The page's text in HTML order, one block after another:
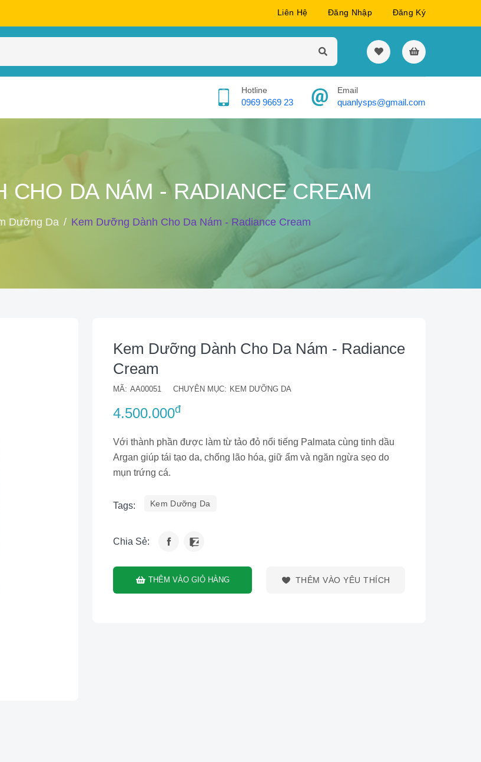
Liên Hệ Đăng Nhập Đăng Ký
Hotline
0969 9669 23
Email
quanlysps@gmail.com
CHO DA NÁM - RADIANCE CREAM
Dưỡng Da Kem Dưỡng Dành Cho Da Nám - Radiance Cream
Kem Dưỡng Dành Cho Da Nám - Radiance
Cream
MÃ: AA00051 CHUYÊN MỤC: KEM DƯỠNG DA
4.500.000đ
Với thành phần được làm từ tảo đỏ nổi tiếng Palmata cùng tinh dầu
Argan giúp tái tạo da, chống lão hóa, giữ ẩm và ngăn ngừa sẹo do
mụn trứng cá.
Tags: Kem Dưỡng Da
Chia Sẻ:
THÊM VÀO GIỎ HÀNG THÊM VÀO YÊU THÍCH